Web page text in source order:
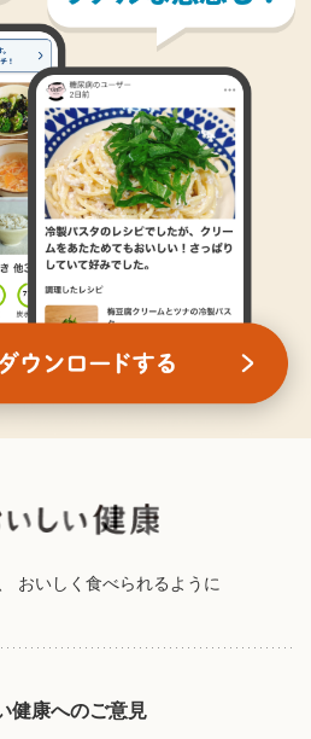
おいしく食べられるように
健康へのご意見